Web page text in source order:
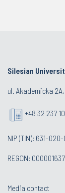
Silesian
ul. Akademicka
+48 32 237
NIP (TIN): 631-
REGON: 000001637
Media contact